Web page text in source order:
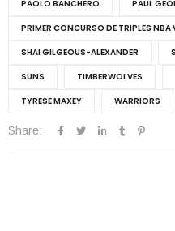
PAOLO BANCHERO
PAUL
PRIMER CONCURSO DE TRIPLES NBA
SHAI GILGEOUS-ALEXANDER
SUNS
TIMBERWOLVES
TYRESE MAXEY
WARRIORS
Share: